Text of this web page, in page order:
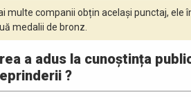
multe companii obțin același punctaj,
medalii de bronz.
a adus la cunoștința
?